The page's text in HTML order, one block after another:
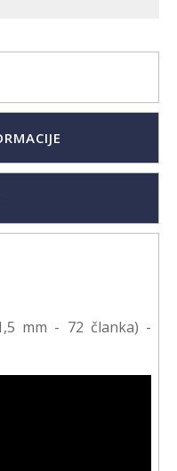
mm - 72 članka) -